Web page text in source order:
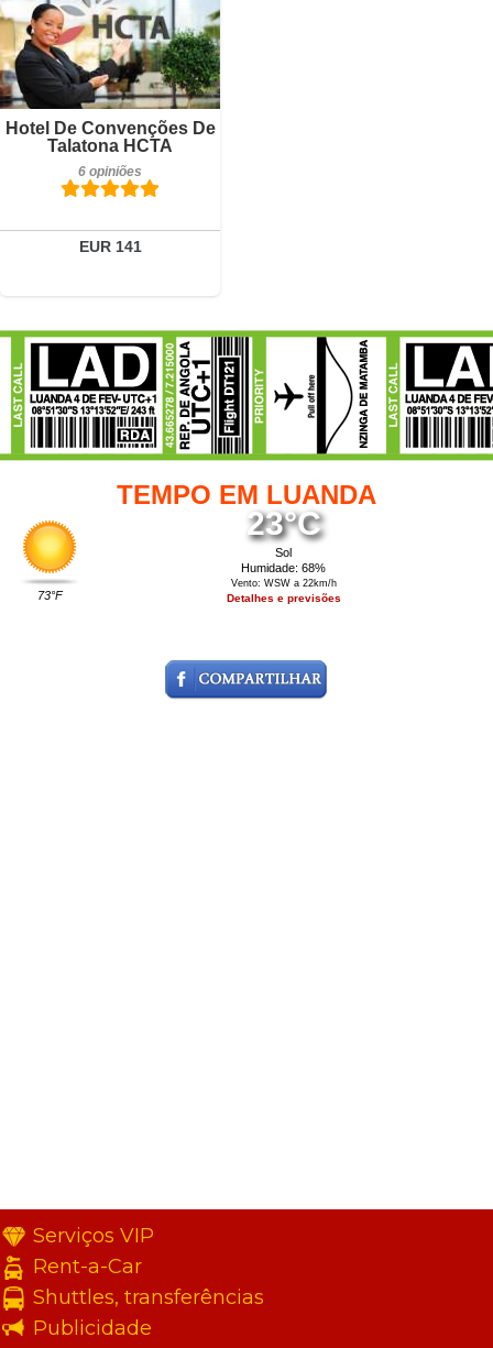
Hotel De Convenções De
Talatona HCTA
6 opiniões
EUR 141
Pequeno-almoço incluído
6 opiniões
Detalhes
Reservar
TEMPO EM LUANDA
73°F
23°C
Sol
Humidade: 68%
Vento: WSW a 22km/h
Detalhes e previsões
Serviços VIP
Rent-a-Car
Shuttles, transferências
Publicidade